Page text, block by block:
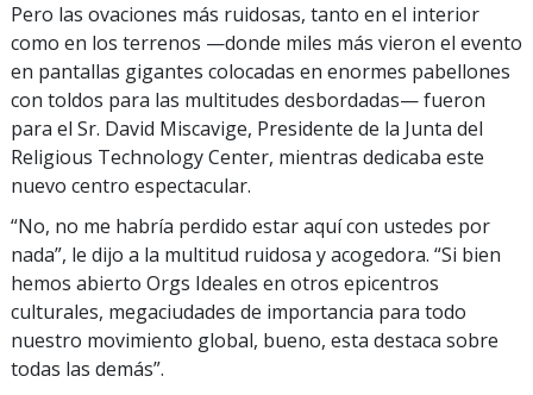
Pero las ovaciones más ruidosas, tanto en el interior
como en los terrenos —donde miles más vieron el evento
en pantallas gigantes colocadas en enormes pabellones
con toldos para las multitudes desbordadas— fueron
para el Sr. David Miscavige, Presidente de la Junta del
Religious Technology Center, mientras dedicaba este
nuevo centro espectacular.
“No, no me habría perdido estar aquí con ustedes por
nada”, le dijo a la multitud ruidosa y acogedora. “Si bien
hemos abierto Orgs Ideales en otros epicentros
culturales, megaciudades de importancia para todo
nuestro movimiento global, bueno, esta destaca sobre
todas las demás”.